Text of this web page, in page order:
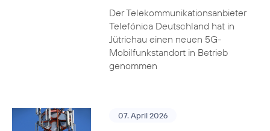
Der Telekommunikationsanbieter
Telefónica Deutschland hat in
Jütrichau einen neuen 5G-
Mobilfunkstandort in Betrieb
genommen
07. April 2026